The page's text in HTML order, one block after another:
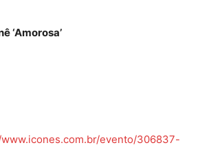
‘Amorosa’
evento/306837-